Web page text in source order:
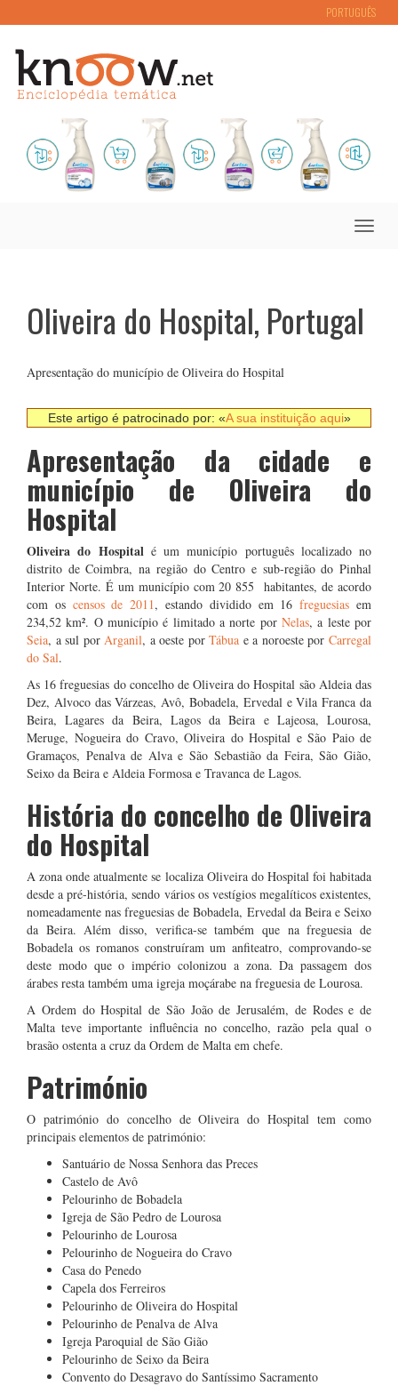
PORTUGUÊS
Toggle
Oliveira do Hospital, Portugal
Apresentação do município de Oliveira do Hospital
Este artigo é patrocinado por: «A sua instituição aqui»
Apresentação da cidade e
município de Oliveira do
Hospital
Oliveira do Hospitalé um município português localizado no
distrito de Coimbra, na região do Centro e sub-região do Pinhal
Interior Norte. É um município com 20 855 habitantes, de acordo
com os censos de 2011, estando dividido em 16freguesias em
234,52 km². O município é limitado a norte por Nelas, a leste por
Seia, a sul porArganil, a oeste porTábua e a noroeste porCarregal
do Sal.
As 16 freguesias do concelho de Oliveira do Hospital são Aldeia das
Dez, Alvoco das Várzeas, Avô, Bobadela, Ervedal e Vila Franca da
Beira, Lagares da Beira, Lagos da Beira e Lajeosa, Lourosa,
Meruge, Nogueira do Cravo, Oliveira do Hospital e São Paio de
Gramaços, Penalva de Alva e São Sebastião da Feira, São Gião,
Seixo da Beira e Aldeia Formosa e Travanca de Lagos.
História do concelho de Oliveira
do Hospital
A zona onde atualmente se localiza Oliveira do Hospital foi habitada
desde a pré-história, sendo vários os vestígios megalíticos existentes,
nomeadamente nas freguesias de Bobadela, Ervedal da Beira e Seixo
da Beira. Além disso, verifica-se também que na freguesia de
Bobadela os romanos construíram um anfiteatro, comprovando-se
deste modo que o império colonizou a zona. Da passagem dos
árabes resta também uma igreja moçárabe na freguesia de Lourosa.
A Ordem do Hospital de São João de Jerusalém, de Rodes e de
Malta teve importante influência no concelho, razão pela qual o
brasão ostenta a cruz da Ordem de Malta em chefe.
Património
O património do concelho de Oliveira do Hospital tem como
principais elementos de património:
Santuário de Nossa Senhora das Preces
Castelo de Avô
Pelourinho de Bobadela
Igreja de São Pedro de Lourosa
Pelourinho de Lourosa
Pelourinho de Nogueira do Cravo
Casa do Penedo
Capela dos Ferreiros
Pelourinho de Oliveira do Hospital
Pelourinho de Penalva de Alva
Igreja Paroquial de São Gião
Pelourinho de Seixo da Beira
Convento do Desagravo do Santíssimo Sacramento